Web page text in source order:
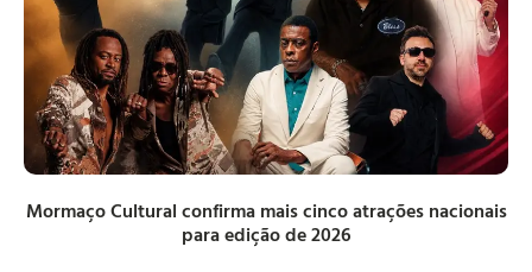
Mormaço Cultural confirma mais cinco atrações nacionais
para edição de 2026